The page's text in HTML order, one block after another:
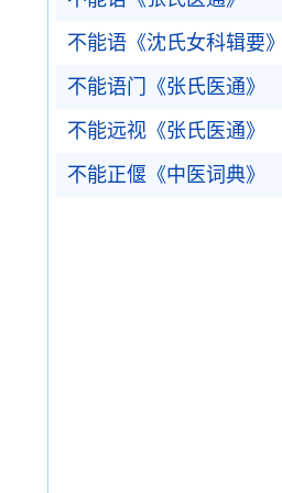
不能语《沈氏女科辑要
不能语门《张氏医通》
不能远视《张氏医通》
不能正偃《中医词典》